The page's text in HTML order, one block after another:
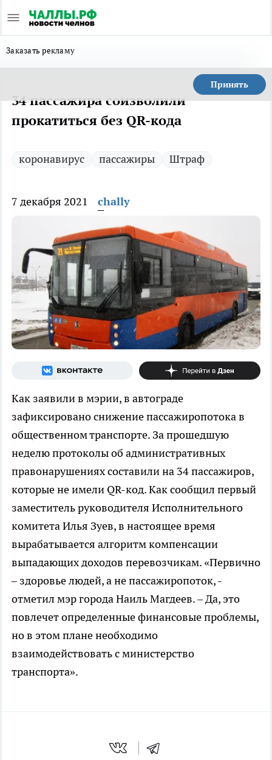
Заказать рекламу
Принять
34 пассажира соизволили
прокатиться без QR-кода
коронавирус пассажиры Штраф
7 декабря 2021 chally
Как заявили в мэрии, в автограде
зафиксировано снижение пассажиропотока в
общественном транспорте. За прошедшую
неделю протоколы об административных
правонарушениях составили на 34 пассажиров,
которые не имели QR-код. Как сообщил первый
заместитель руководителя Исполнительного
комитета Илья Зуев, в настоящее время
вырабатывается алгоритм компенсации
выпадающих доходов перевозчикам. «Первично
– здоровье людей, а не пассажиропоток, -
отметил мэр города Наиль Магдеев. – Да, это
повлечет определенные финансовые проблемы,
но в этом плане необходимо
взаимодействовать с министерство
транспорта».